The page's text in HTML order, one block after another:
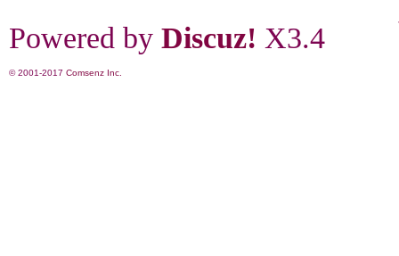
Powered by Discuz! X3.4
© 2001-2017 Comsenz Inc.